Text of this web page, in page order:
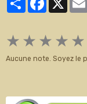
★ ★ ★ ★ ★
Aucune note. Soyez le